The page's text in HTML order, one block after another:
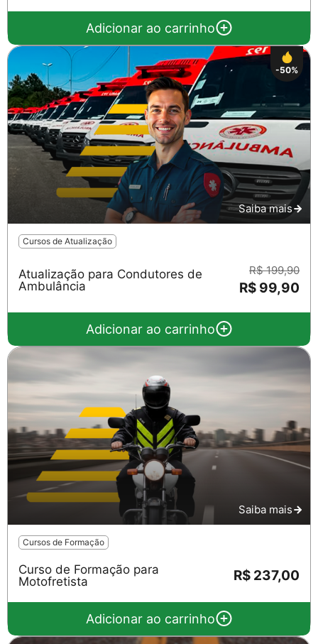
Adicionar ao carrinho
-50%
Saiba mais
Cursos de Atualização
Atualização para Condutores de
Ambulância
R$ 199,90
R$ 99,90
Adicionar ao carrinho
Saiba mais
Cursos de Formação
Curso de Formação para
Motofretista
R$ 237,00
Adicionar ao carrinho